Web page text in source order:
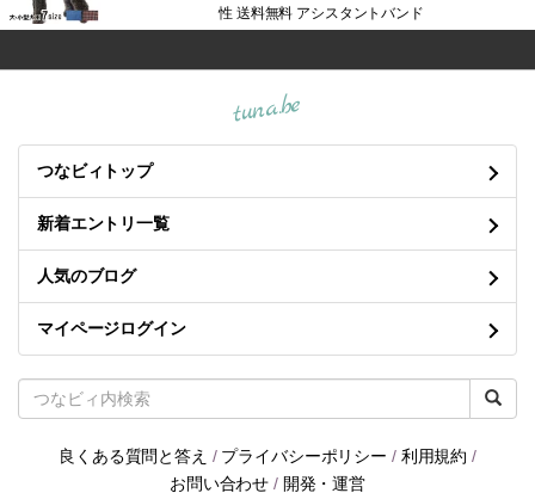
性 送料無料 アシスタントバンド
tuna.be
つなビィトップ
新着エントリ一覧
人気のブログ
マイページログイン
良くある質問と答え / プライバシーポリシー / 利用規約 /
お問い合わせ / 開発・運営